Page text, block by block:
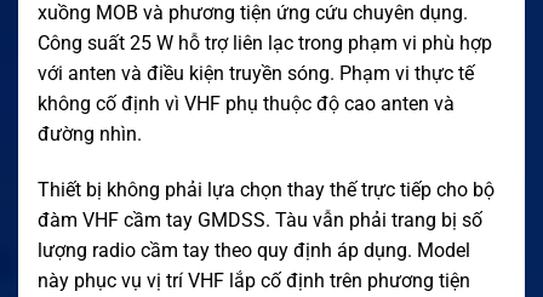
xuồng MOB và phương tiện ứng cứu chuyên dụng.
Công suất 25 W hỗ trợ liên lạc trong phạm vi phù hợp
với anten và điều kiện truyền sóng. Phạm vi thực tế
không cố định vì VHF phụ thuộc độ cao anten và
đường nhìn.
Thiết bị không phải lựa chọn thay thế trực tiếp cho bộ
đàm VHF cầm tay GMDSS. Tàu vẫn phải trang bị số
lượng radio cầm tay theo quy định áp dụng. Model
này phục vụ vị trí VHF lắp cố định trên phương tiện